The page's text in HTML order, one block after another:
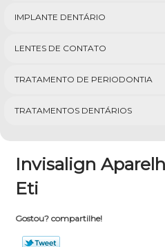
IMPLANTE DENTÁRIO
LENTES DE CONTATO
TRATAMENTO DE PERIODONTIA
TRATAMENTOS DENTÁRIOS
Invisalign
Eti
Gostou? compartilhe!